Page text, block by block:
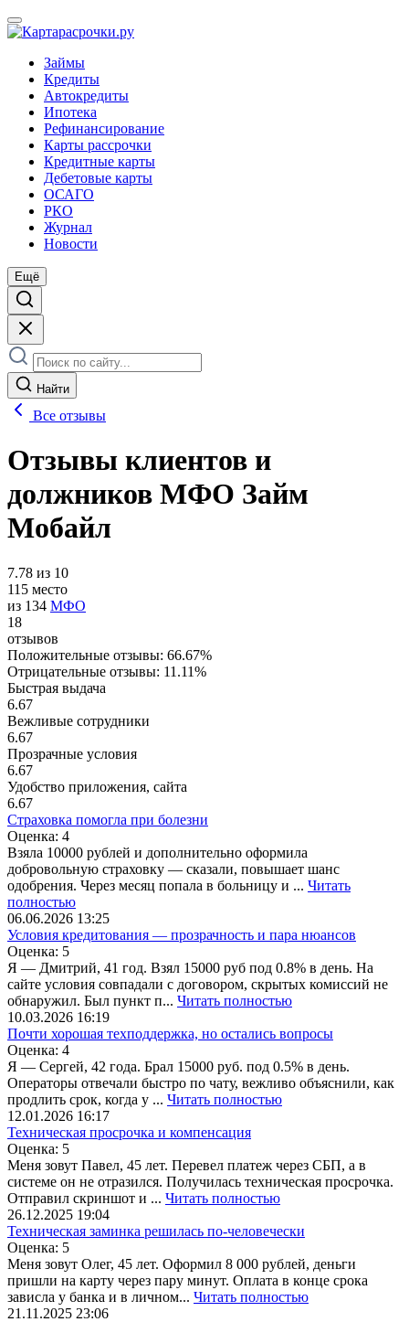
Займы
Кредиты
Автокредиты
Ипотека
Рефинансирование
Карты рассрочки
Кредитные карты
Дебетовые карты
ОСАГО
РКО
Журнал
Новости
Ещё
Найти
Все отзывы
Отзывы клиентов и
должников МФО Займ
Мобайл
7.78 из 10
115 место
из 134 МФО
18
отзывов
Положительные отзывы: 66.67%
Отрицательные отзывы: 11.11%
Быстрая выдача
6.67
Вежливые сотрудники
6.67
Прозрачные условия
6.67
Удобство приложения, сайта
6.67
Страховка помогла при болезни
Оценка: 4
Взяла 10000 рублей и дополнительно оформила
добровольную страховку — сказали, повышает шанс
одобрения. Через месяц попала в больницу и ... Читать
полностью
06.06.2026 13:25
Условия кредитования — прозрачность и пара нюансов
Оценка: 5
Я — Дмитрий, 41 год. Взял 15000 руб под 0.8% в день. На
сайте условия совпадали с договором, скрытых комиссий не
обнаружил. Был пункт п... Читать полностью
10.03.2026 16:19
Почти хорошая техподдержка, но остались вопросы
Оценка: 4
Я — Сергей, 42 года. Брал 15000 руб. под 0.5% в день.
Операторы отвечали быстро по чату, вежливо объяснили, как
продлить срок, когда у ... Читать полностью
12.01.2026 16:17
Техническая просрочка и компенсация
Оценка: 5
Меня зовут Павел, 45 лет. Перевел платеж через СБП, а в
системе он не отразился. Получилась техническая просрочка.
Отправил скриншот и ... Читать полностью
26.12.2025 19:04
Техническая заминка решилась по-человечески
Оценка: 5
Меня зовут Олег, 45 лет. Оформил 8 000 рублей, деньги
пришли на карту через пару минут. Оплата в конце срока
зависла у банка и в личном... Читать полностью
21.11.2025 23:06